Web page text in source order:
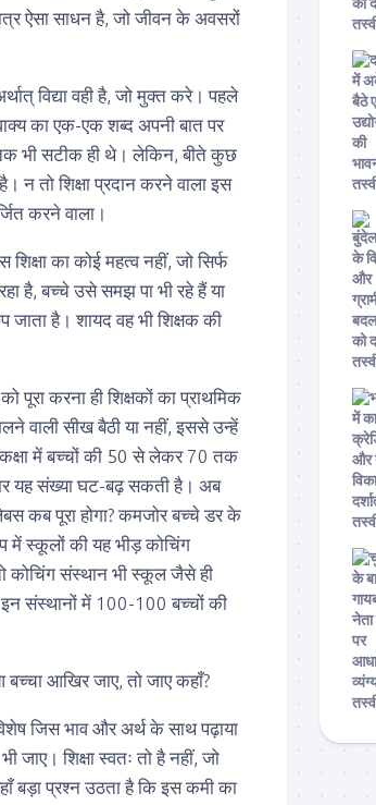
ऐसा साधन है, जो जीवन के अवसरों
विद्या वही है, जो मुक्त करे। पहले
का एक-एक शब्द अपनी बात पर
भी सटीक ही थे। लेकिन, बीते कुछ
न तो शिक्षा प्रदान करने वाला इस
करने वाला।
का कोई महत्व नहीं, जो सिर्फ
है, बच्चे उसे समझ पा भी रहे हैं या
जाता है। शायद वह भी शिक्षक की
करना ही शिक्षकों का प्राथमिक
वाली सीख बैठी या नहीं, इससे उन्हें
में बच्चों की 50 से लेकर 70 तक
यह संख्या घट-बढ़ सकती है। अब
कब पूरा होगा? कमजोर बच्चे डर के
में स्कूलों की यह भीड़ कोचिंग
कोचिंग संस्थान भी स्कूल जैसे ही
संस्थानों में 100-100 बच्चों की
आखिर जाए, तो जाए कहाँ?
जिस भाव और अर्थ के साथ पढ़ाया
शिक्षा स्वतः तो है नहीं, जो
बड़ा प्रश्न उठता है कि इस कमी का